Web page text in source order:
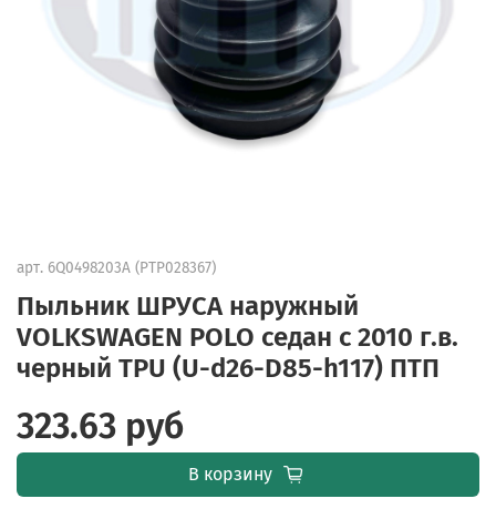
арт. 6Q0498203A (PTP028367)
Пыльник ШРУСА наружный
VOLKSWAGEN POLO седан с 2010 г.в.
черный TPU (U-d26-D85-h117) ПТП
323.63 руб
В корзину